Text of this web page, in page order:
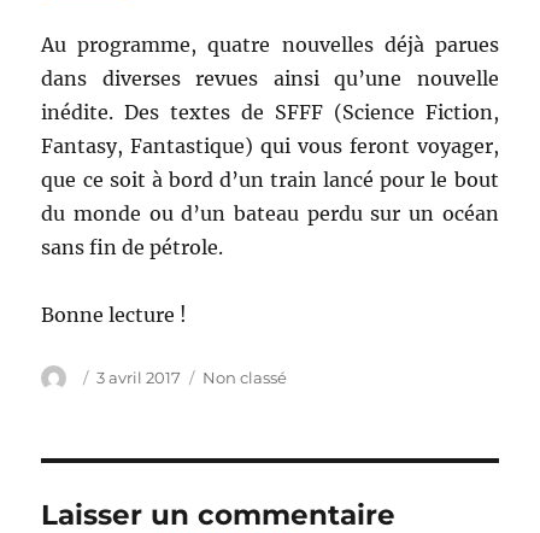
Au programme, quatre nouvelles déjà parues
dans diverses revues ainsi qu’une nouvelle
inédite. Des textes de SFFF (Science Fiction,
Fantasy, Fantastique) qui vous feront voyager,
que ce soit à bord d’un train lancé pour le bout
du monde ou d’un bateau perdu sur un océan
sans fin de pétrole.
Bonne lecture !
Auteur
Publié
3 avril 2017 Catégories
Non classé
Laisser un commentaire